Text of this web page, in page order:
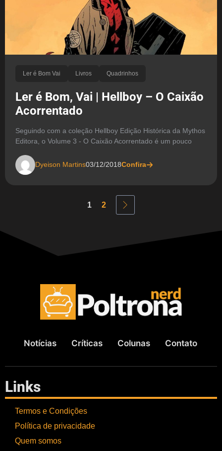
Ler é Bom Vai Livros Quadrinhos
Ler é Bom, Vai | Hellboy – O Caixão
Acorrentado
Seguindo com a coleção Hellboy Edição Histórica da Mythos
Editora, o Volume 3 - O Caixão Acorrentado é um pouco
Dyeison Martins03/12/2018Confira
1 2
Notícias Críticas Colunas Contato
Links
Termos e Condições
Política de privacidade
Quem somos